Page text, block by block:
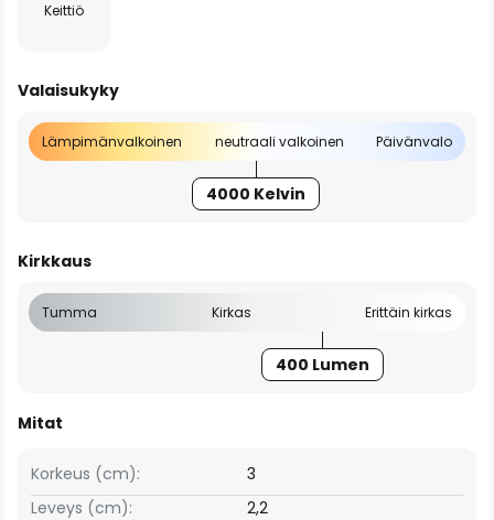
Keittiö
Valaisukyky
Lämpimänvalkoinen neutraali valkoinen Päivänvalo
4000 Kelvin
Kirkkaus
Tumma Kirkas Erittäin kirkas
400 Lumen
Mitat
Leveys (cm): 2,2
Korkeus (cm): 3